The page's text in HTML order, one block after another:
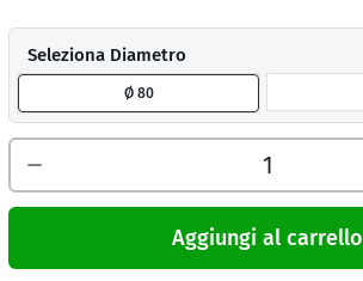
Seleziona Diametro
Ø 80
Aggiungi al carrello